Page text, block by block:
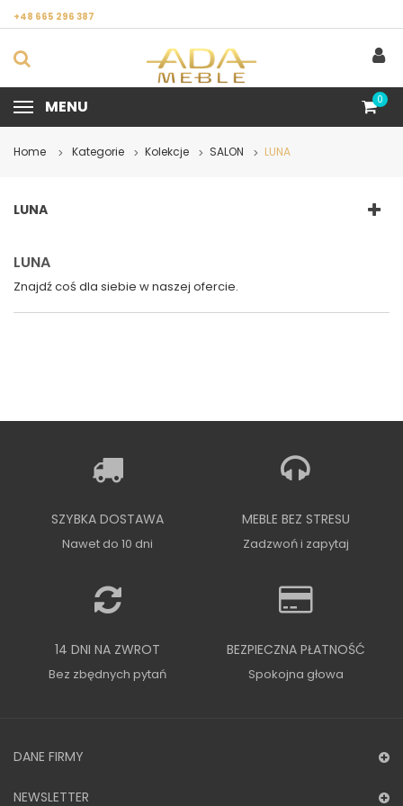
+48 665 296 387
0
MENU
Home > Kategorie > Kolekcje > SALON > LUNA
LUNA
LUNA
Znajdź coś dla siebie w naszej ofercie.
SZYBKA DOSTAWA
Nawet do 10 dni
MEBLE BEZ STRESU
Zadzwoń i zapytaj
14 DNI NA ZWROT
Bez zbędnych pytań
BEZPIECZNA PŁATNOŚĆ
Spokojna głowa
DANE FIRMY
NEWSLETTER